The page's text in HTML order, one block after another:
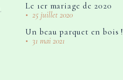
Le 1er mariage de 2020
25 juillet 2020
Un beau parquet en bois !
31 mai 2021